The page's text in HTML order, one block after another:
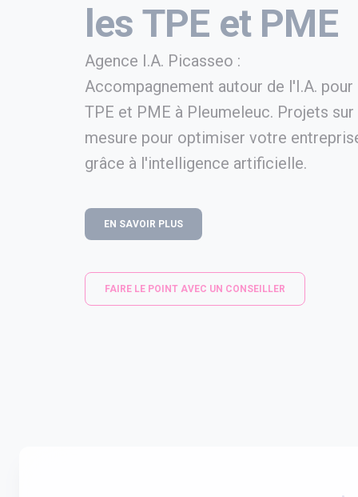
les TPE et PME
Agence I.A. Picasseo :
Accompagnement autour de l'I.A. pour
TPE et PME à Pleumeleuc. Projets sur
mesure pour optimiser votre
grâce à l'intelligence artificielle.
EN SAVOIR PLUS
FAIRE LE POINT AVEC UN CONSEILLER